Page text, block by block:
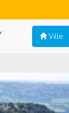
Ville